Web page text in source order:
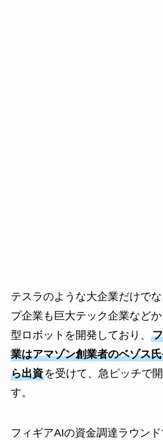
テスラのような大企業だけで
プ企業も巨大テック企業など
型ロボットを開発しており、
業はアマゾン創業者のベゾス
ら出資を受けて、急ピッチで
す。
フィギアAIの資金調達ラウン